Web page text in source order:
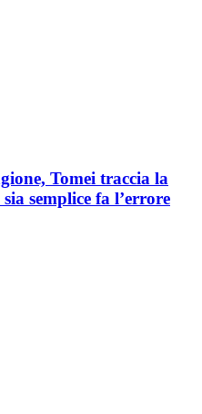
Tomei traccia la
semplice fa l’errore